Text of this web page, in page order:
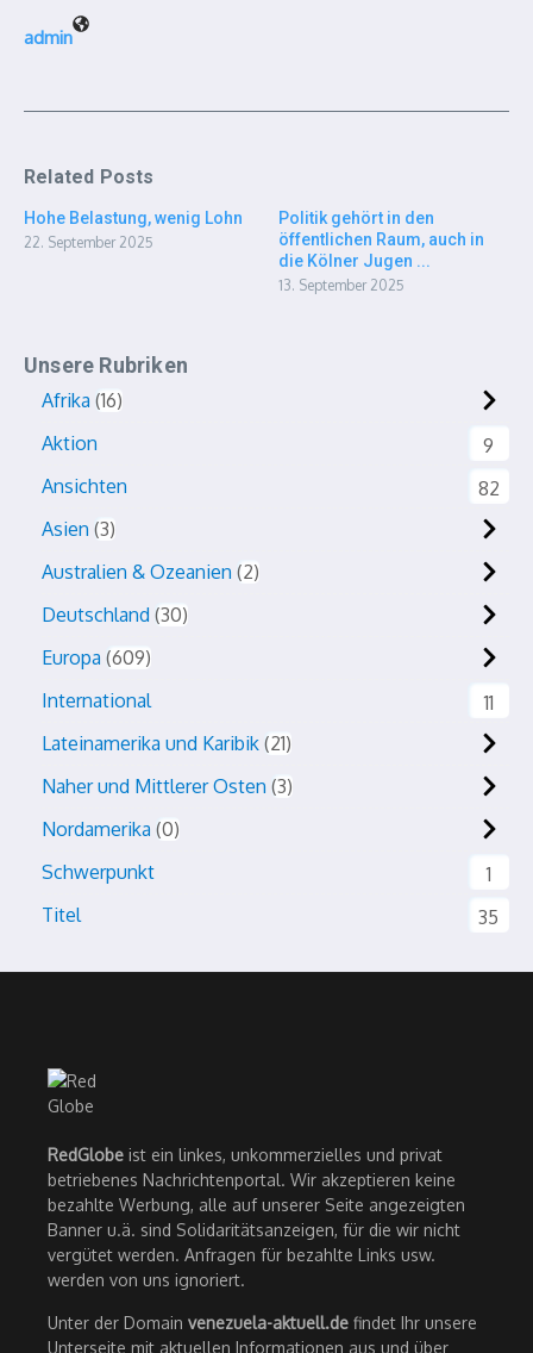
admin
Related Posts
Hohe Belastung, wenig Lohn
22. September 2025
Politik gehört in den
öffentlichen Raum, auch in
die Kölner Jugen ...
13. September 2025
Unsere Rubriken
Afrika 16
Aktion
9
Ansichten
82
Asien 3
Australien & Ozeanien 2
Deutschland 30
Europa 609
International
11
Lateinamerika und Karibik 21
Naher und Mittlerer Osten 3
Nordamerika 0
Schwerpunkt
1
Titel
35
RedGlobe ist ein linkes, unkommerzielles und privat
betriebenes Nachrichtenportal. Wir akzeptieren keine
bezahlte Werbung, alle auf unserer Seite angezeigten
Banner u.ä. sind Solidaritätsanzeigen, für die wir nicht
vergütet werden. Anfragen für bezahlte Links usw.
werden von uns ignoriert.
Unter der Domain venezuela-aktuell.de findet Ihr unsere
Unterseite mit aktuellen Informationen aus und über